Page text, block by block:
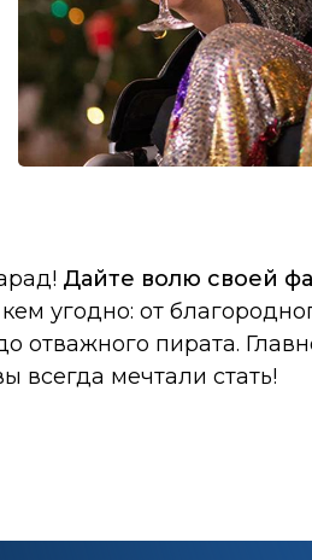
Дайте волю своей
угодно: от
отважного пирата.
всегда мечтали стать!